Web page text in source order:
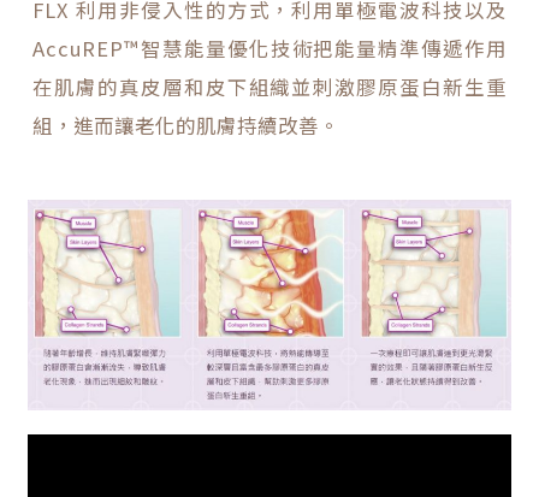
FLX 利用非侵入性的方式，利用單極電波科技以及
AccuREP™智慧能量優化技術把能量精準傳遞作用
在肌膚的真皮層和皮下組織並刺激膠原蛋白新生重
組，進而讓老化的肌膚持續改善。